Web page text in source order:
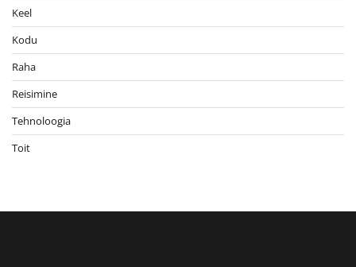
Keel
Kodu
Raha
Reisimine
Tehnoloogia
Toit